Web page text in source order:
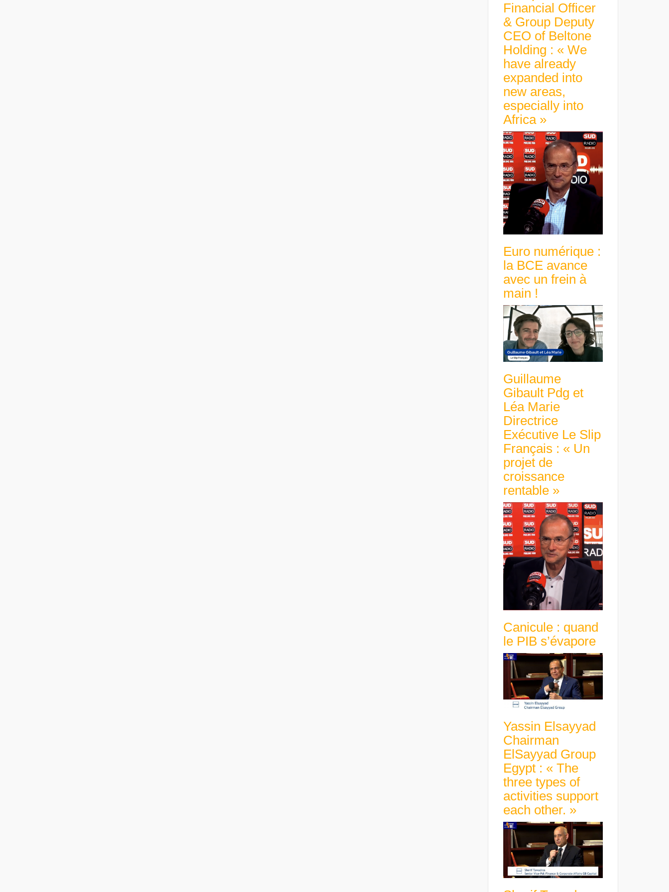
Financial Officer
& Group Deputy
CEO of Beltone
Holding : « We
have already
expanded into
new areas,
especially into
Africa »
Euro numérique :
la BCE avance
avec un frein à
main !
Guillaume
Gibault Pdg et
Léa Marie
Directrice
Exécutive Le Slip
Français : « Un
projet de
croissance
rentable »
Canicule : quand
le PIB s’évapore
Yassin Elsayyad
Chairman
ElSayyad Group
Egypt : « The
three types of
activities support
each other. »